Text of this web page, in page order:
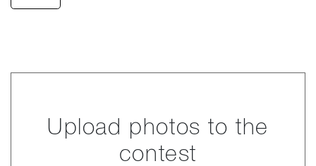
Upload photos to the
contest